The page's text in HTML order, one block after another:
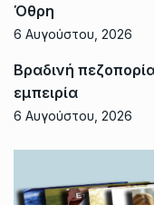
Όθρη
6 Αυγούστου, 2026
Βραδινή
εμπειρία
6 Αυγούστου, 2026